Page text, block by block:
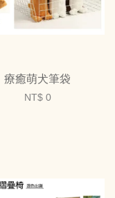
療癒萌犬筆袋
NT$ 0